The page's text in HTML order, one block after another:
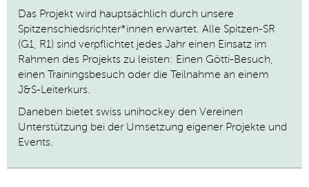
Das Projekt wird hauptsächlich durch unsere
Spitzenschiedsrichter*innen erwartet. Alle Spitzen-SR
(G1, R1) sind verpflichtet jedes Jahr einen Einsatz im
Rahmen des Projekts zu leisten: Einen Götti-Besuch,
einen Trainingsbesuch oder die Teilnahme an einem
J&S-Leiterkurs.
Daneben bietet swiss unihockey den Vereinen
Unterstützung bei der Umsetzung eigener Projekte und
Events.